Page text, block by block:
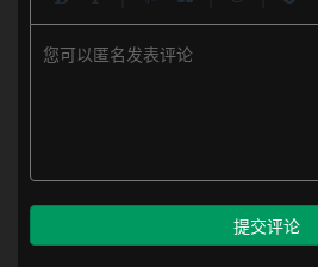
您可以匿名发表评论
提交评论